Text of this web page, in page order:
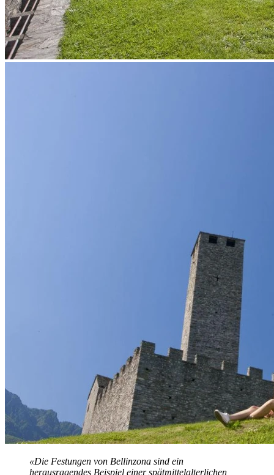
«Die Festungen von Bellinzona sind ein
herausragendes Beispiel einer spätmittelalterlichen